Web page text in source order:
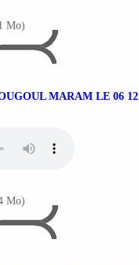
Mo)
MARAM LE 06 12
Mo)